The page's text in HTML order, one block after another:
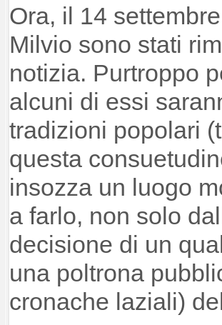
Ora, il 14
Milvio sono stati
notizia. Purtroppo
alcuni di essi
tradizioni popolari
questa
insozza un luogo
a farlo, non solo
decisione di un
una poltrona
cronache laziali)